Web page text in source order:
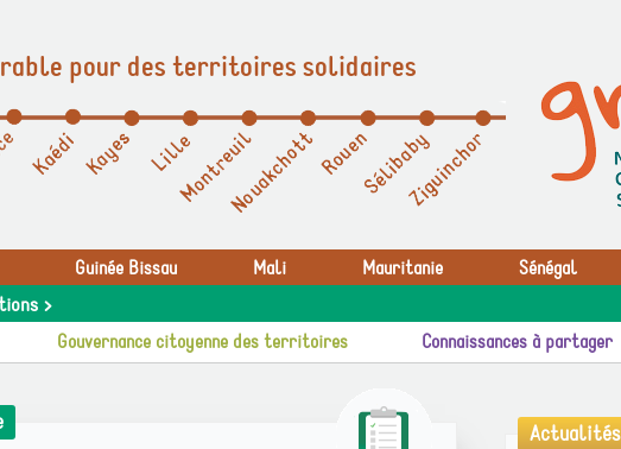
pour des territoires solidaires
Guinée Bissau Mali Mauritanie Sénégal
>
Gouvernance citoyenne des territoires Connaissances à partager
Actualités